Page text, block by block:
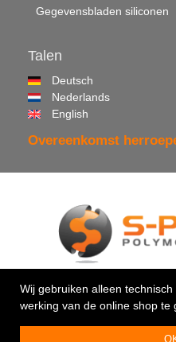
Gegevensbladen siliconen
Talen
Deutsch
Nederlands
English
Overeenkomst
© 2026 •S-
Uw vakman voor
Wij gebruiken alleen
werking van de online shop te